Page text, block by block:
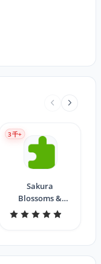
Sakura
Blossoms &
Birds by
3千+